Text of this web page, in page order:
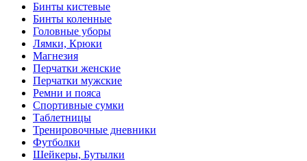
Бинты кистевые
Бинты коленные
Головные уборы
Лямки, Крюки
Магнезия
Перчатки женские
Перчатки мужские
Ремни и пояса
Спортивные сумки
Таблетницы
Тренировочные дневники
Футболки
Шейкеры, Бутылки